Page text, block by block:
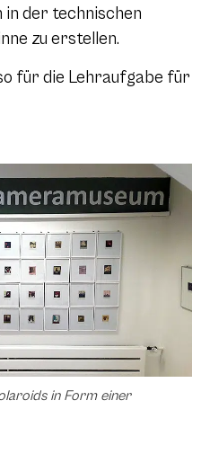
in der technischen
zu erstellen.
für die Lehraufgabe für
in Form einer